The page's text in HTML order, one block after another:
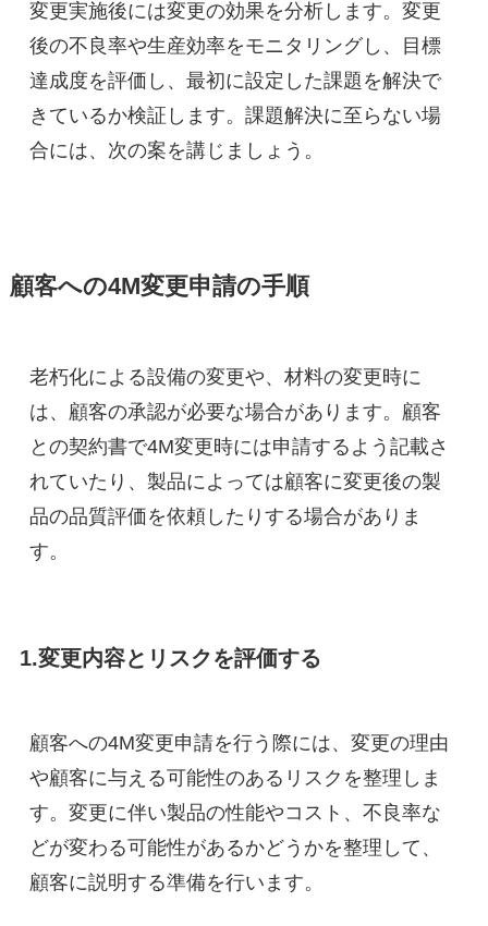
変更実施後には変更の効果を分析します。変更
後の不良率や生産効率をモニタリングし、目標
達成度を評価し、最初に設定した課題を解決で
きているか検証します。課題解決に至らない場
合には、次の案を講じましょう。
顧客への4M変更申請の手順
老朽化による設備の変更や、材料の変更時に
は、顧客の承認が必要な場合があります。顧客
との契約書で4M変更時には申請するよう記載さ
れていたり、製品によっては顧客に変更後の製
品の品質評価を依頼したりする場合がありま
す。
1.変更内容とリスクを評価する
顧客への4M変更申請を行う際には、変更の理由
や顧客に与える可能性のあるリスクを整理しま
す。変更に伴い製品の性能やコスト、不良率な
どが変わる可能性があるかどうかを整理して、
顧客に説明する準備を行います。